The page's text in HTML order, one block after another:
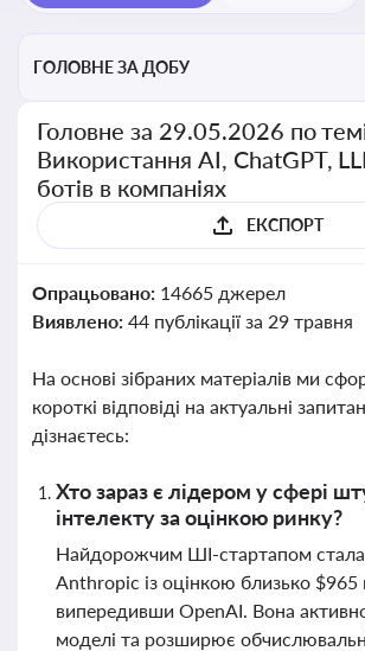
ГОЛОВНЕ ЗА ДОБУ
Головне за 29.05.2026 по
Використання AI, ChatGPT,
ботів в компаніях
ЕКСПОРТ
Опрацьовано: 14665 джерел
Виявлено: 44 публікації за 29 травня
На основі зібраних матеріалів ми
короткі відповіді на актуальні
дізнаєтесь:
Хто зараз є лідером у сфері
інтелекту за оцінкою ринку?
Найдорожчим ШІ-стартапом стала
Anthropic із оцінкою близько
випередивши OpenAI. Вона
моделі та розширює